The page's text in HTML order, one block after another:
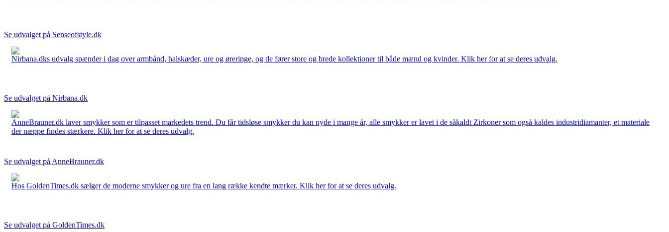
Se udvalget på Senseofstyle.dk
Nirbana.dks udvalg spænder i dag over armbånd, halskæder, ure og øreringe, og de fører store og brede kollektioner til både mænd og kvinder. Klik her for at se deres udvalg.
Se udvalget på Nirbana.dk
AnneBrauner.dk laver smykker som er tilpasset markedets trend. Du får tidsløse smykker du kan nyde i mange år, alle smykker er lavet i de såkaldt Zirkoner som også kaldes industridiamanter, et materiale
der næppe findes stærkere. Klik her for at se deres udvalg.
Se udvalget på AnneBrauner.dk
Hos GoldenTimes.dk sælger de moderne smykker og ure fra en lang række kendte mærker. Klik her for at se deres udvalg.
Se udvalget på GoldenTimes.dk